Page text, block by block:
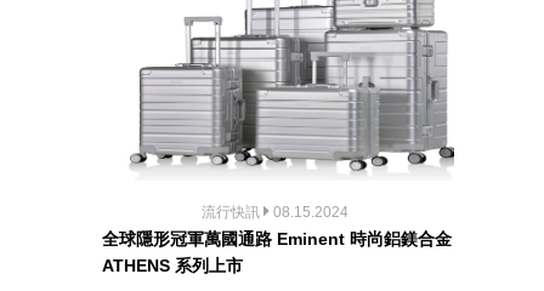
流行快訊 08.15.2024
全球隱形冠軍萬國通路 Eminent 時尚鋁鎂合金
ATHENS 系列上市